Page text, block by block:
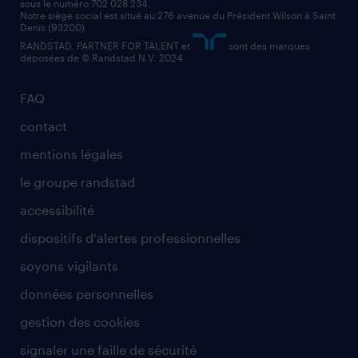
comptable
FAQ
contact
mentions légales
le groupe randstad
accessibilité
dispositifs d'alertes professionnelles
soyons vigilants
données personnelles
gestion des cookies
signaler une faille de sécurité
sous le numéro 702 028 234.
Notre siège social est situé au 276 avenue du Président Wilson à Saint
Denis (93200).
RANDSTAD, PARTNER FOR TALENT et
sont des marques
déposées de © Randstad N.V. 2024.